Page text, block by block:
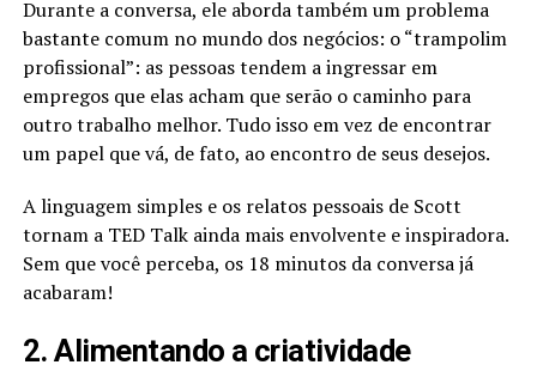
Durante a conversa, ele aborda também um problema
bastante comum no mundo dos negócios: o “trampolim
profissional”: as pessoas tendem a ingressar em
empregos que elas acham que serão o caminho para
outro trabalho melhor. Tudo isso em vez de encontrar
um papel que vá, de fato, ao encontro de seus desejos.
A linguagem simples e os relatos pessoais de Scott
tornam a TED Talk ainda mais envolvente e inspiradora.
Sem que você perceba, os 18 minutos da conversa já
acabaram!
2. Alimentando a criatividade